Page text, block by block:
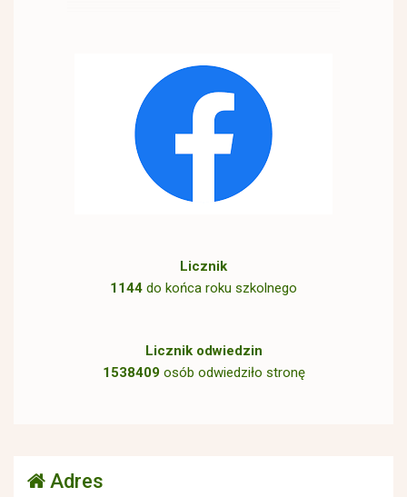
Licznik
1144 do końca roku szkolnego
Licznik odwiedzin
1538409osób odwiedziło stronę
Adres